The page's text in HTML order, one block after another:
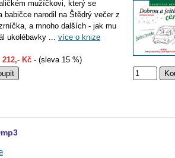
mužíčkovi, který se
babičce narodil na Štědrý večer z
a mnoho dalších - jak mu
ukolébavky ... více o knize
212,- Kč - (sleva 15 %)